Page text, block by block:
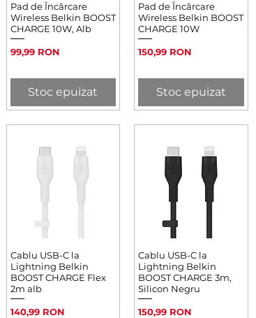
Afișare rapidă
Pad de Încărcare
Wireless Belkin BOOST
CHARGE 10W, Alb
Preț
99,99 RON
Stoc epuizat
Afișare rapidă
Pad de Încărcare
Wireless Belkin BOOST
CHARGE 10W
Preț
150,99 RON
Stoc epuizat
Afișare rapidă
Cablu USB-C la
Lightning Belkin
BOOST CHARGE Flex
2m alb
Preț
140,99 RON
Afișare rapidă
Cablu USB-C la
Lightning Belkin
BOOST CHARGE 3m,
Silicon Negru
Preț
150,99 RON